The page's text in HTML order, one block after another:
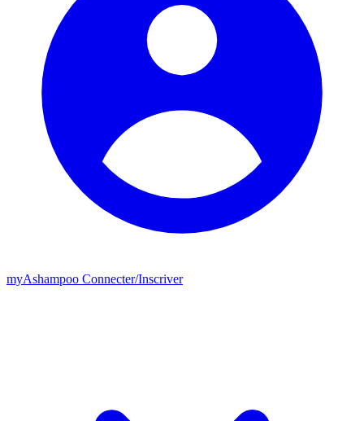
myAshampoo Connecter/Inscriver